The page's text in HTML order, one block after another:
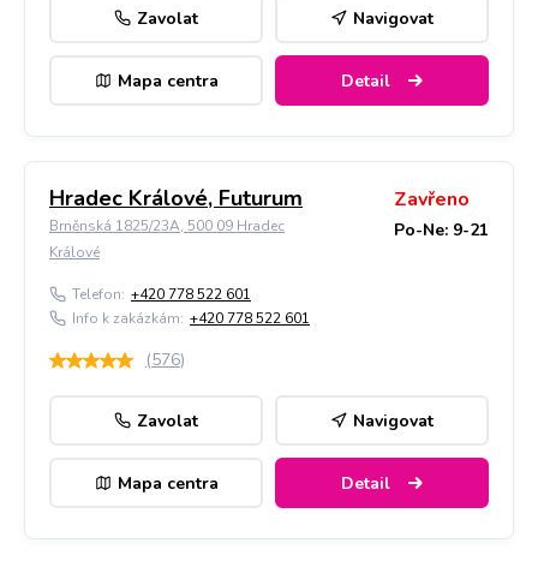
Zavolat Navigovat
Mapa centra Detail
Hradec Králové, Futurum
Brněnská 1825/23A, 500 09 Hradec
Králové
Zavřeno
Po-Ne: 9-21
Telefon: +420 778 522 601
Info k zakázkám: +420 778 522 601
(576)
Zavolat Navigovat
Mapa centra Detail